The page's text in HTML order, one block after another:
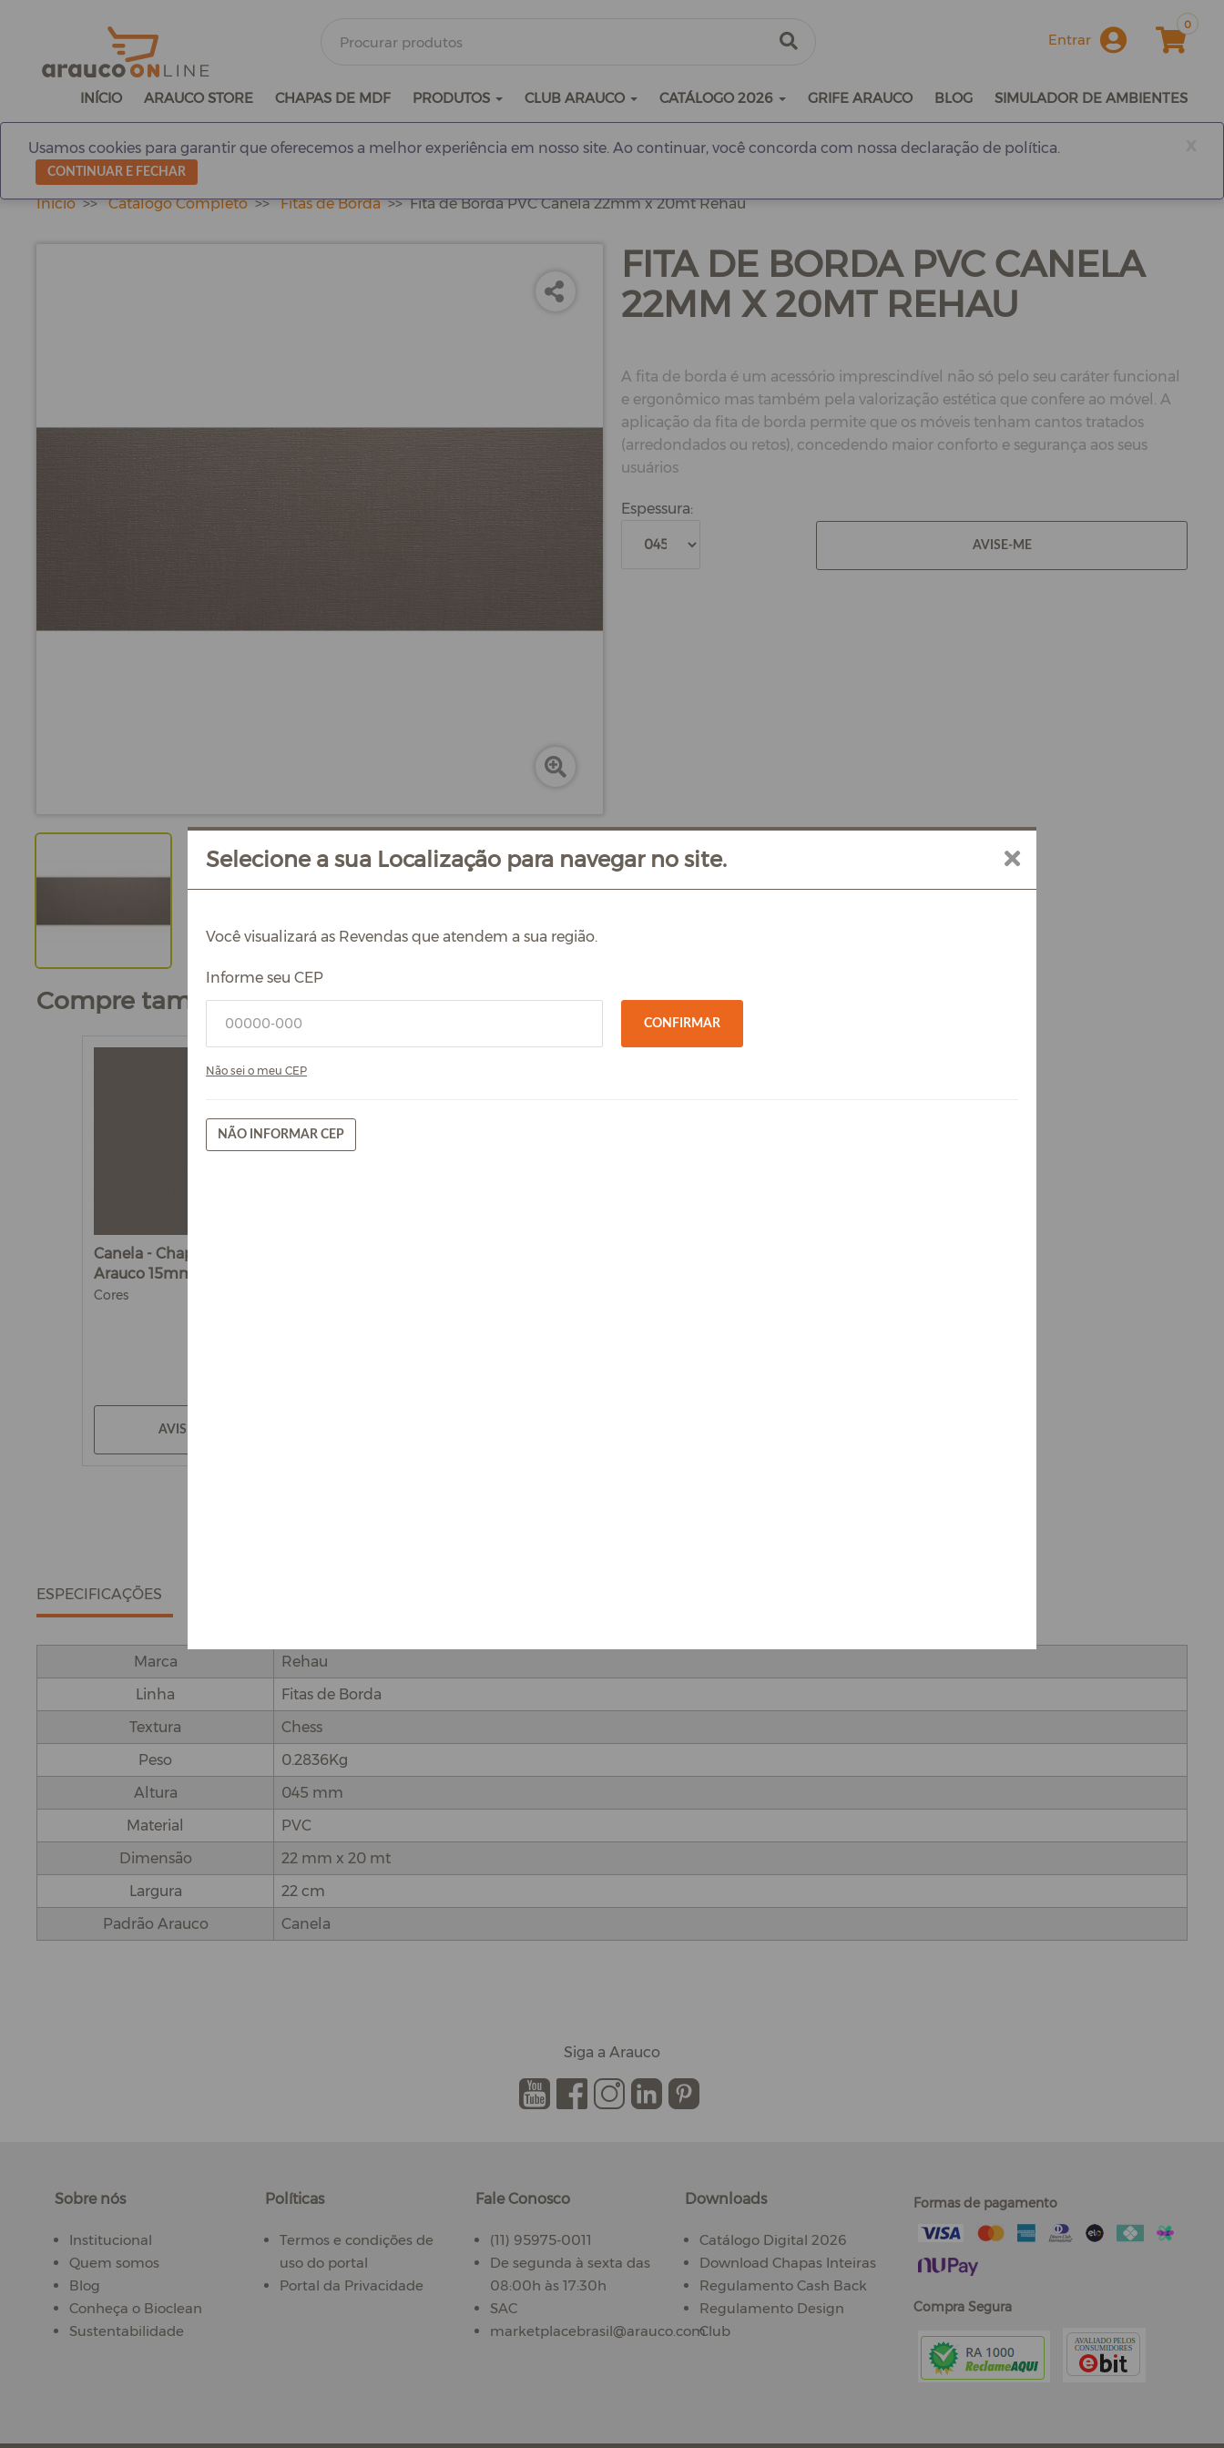
Entrar
0
INÍCIO ARAUCO STORE CHAPAS DE MDF PRODUTOS CLUB ARAUCO CATÁLOGO 2026 GRIFE ARAUCO BLOG SIMULADOR DE AMBIENTES
Usamos cookies para garantir que oferecemos a melhor experiência em nosso site. Ao continuar, você concorda com nossa declaração de política.
CONTINUAR E FECHAR
Início Catálogo Completo Fitas de Borda Fita de Borda PVC Canela 22mm x 20mt Rehau
FITA DE BORDA PVC CANELA
22MM X 20MT REHAU
A fita de borda é um acessório imprescindível não só pelo seu caráter funcional
e ergonômico mas também pela valorização estética que confere ao móvel. A
aplicação da fita de borda permite que os móveis tenham cantos tratados
(arredondados ou retos), concedendo maior conforto e segurança aos seus
usuários
Espessura:
AVISE-ME
Compre também
Canela - Chapa de MDF
Arauco 15mm
Cores
AVISE-ME
ESPECIFICAÇÕES
Marca
Rehau
Linha
Fitas de Borda
Textura
Chess
Peso
0.2836Kg
Altura
045 mm
Material
PVC
Dimensão
22 mm x 20 mt
Largura
22 cm
Padrão Arauco
Canela
Siga a Arauco
. . . . .
Sobre nós
Institucional
Quem somos
Blog
Conheça o Bioclean
Sustentabilidade
Políticas
Termos e condições de
uso do portal
Portal da Privacidade
Fale Conosco
(11) 95975-0011
De segunda à sexta das
08:00h às 17:30h
SAC
marketplacebrasil@arauco.com
Downloads
Catálogo Digital 2026
Download Chapas Inteiras
Regulamento Cash Back
Regulamento Design
Club
Formas de pagamento
Compra Segura
Você visualizará as Revendas que atendem a sua região.
Informe seu CEP
CONFIRMAR
Não sei o meu CEP
NÃO INFORMAR CEP
Selecione a sua Localização para navegar no site.